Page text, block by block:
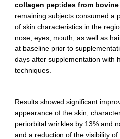
collagen peptides from
remaining subjects consumed a
of skin characteristics in the
nose, eyes, mouth, as well as
at baseline prior to
days after supplementation with
techniques.
Results showed significant
appearance of the skin,
periorbital wrinkles by 13% and
and a reduction of the visibility